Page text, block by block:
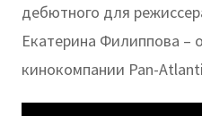
дебютного для
Екатерина Филиппова –
кинокомпании Pan-